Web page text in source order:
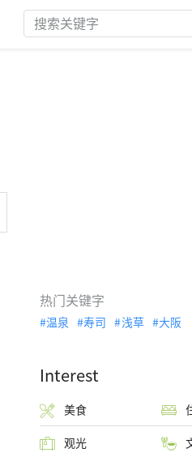
热门关键字
温泉 寿司 浅草 大阪
Interest
美食
观光